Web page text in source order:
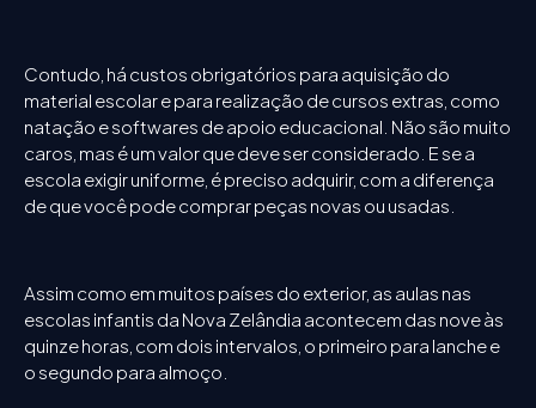
Contudo, há custos obrigatórios para aquisição do
material escolar e para realização de cursos extras, como
natação e softwares de apoio educacional. Não são muito
caros, mas é um valor que deve ser considerado. E se a
escola exigir uniforme, é preciso adquirir, com a diferença
de que você pode comprar peças novas ou usadas.
Assim como em muitos países do exterior, as aulas nas
escolas infantis da Nova Zelândia acontecem das nove às
quinze horas, com dois intervalos, o primeiro para lanche e
o segundo para almoço.